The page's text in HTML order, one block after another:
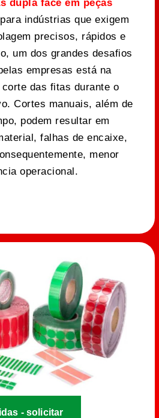
dupla face em peças
indústrias que exigem
precisos, rápidos e
um dos grandes desafios
empresas está na
corte das fitas durante o
Cortes manuais, além de
podem resultar em
falhas de encaixe,
menor
operacional.
- solicitar